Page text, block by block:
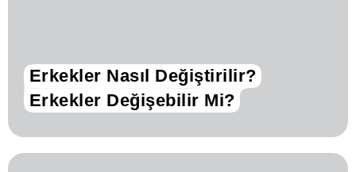
Erkekler Nasıl Değiştirilir?
Erkekler Değişebilir Mi?